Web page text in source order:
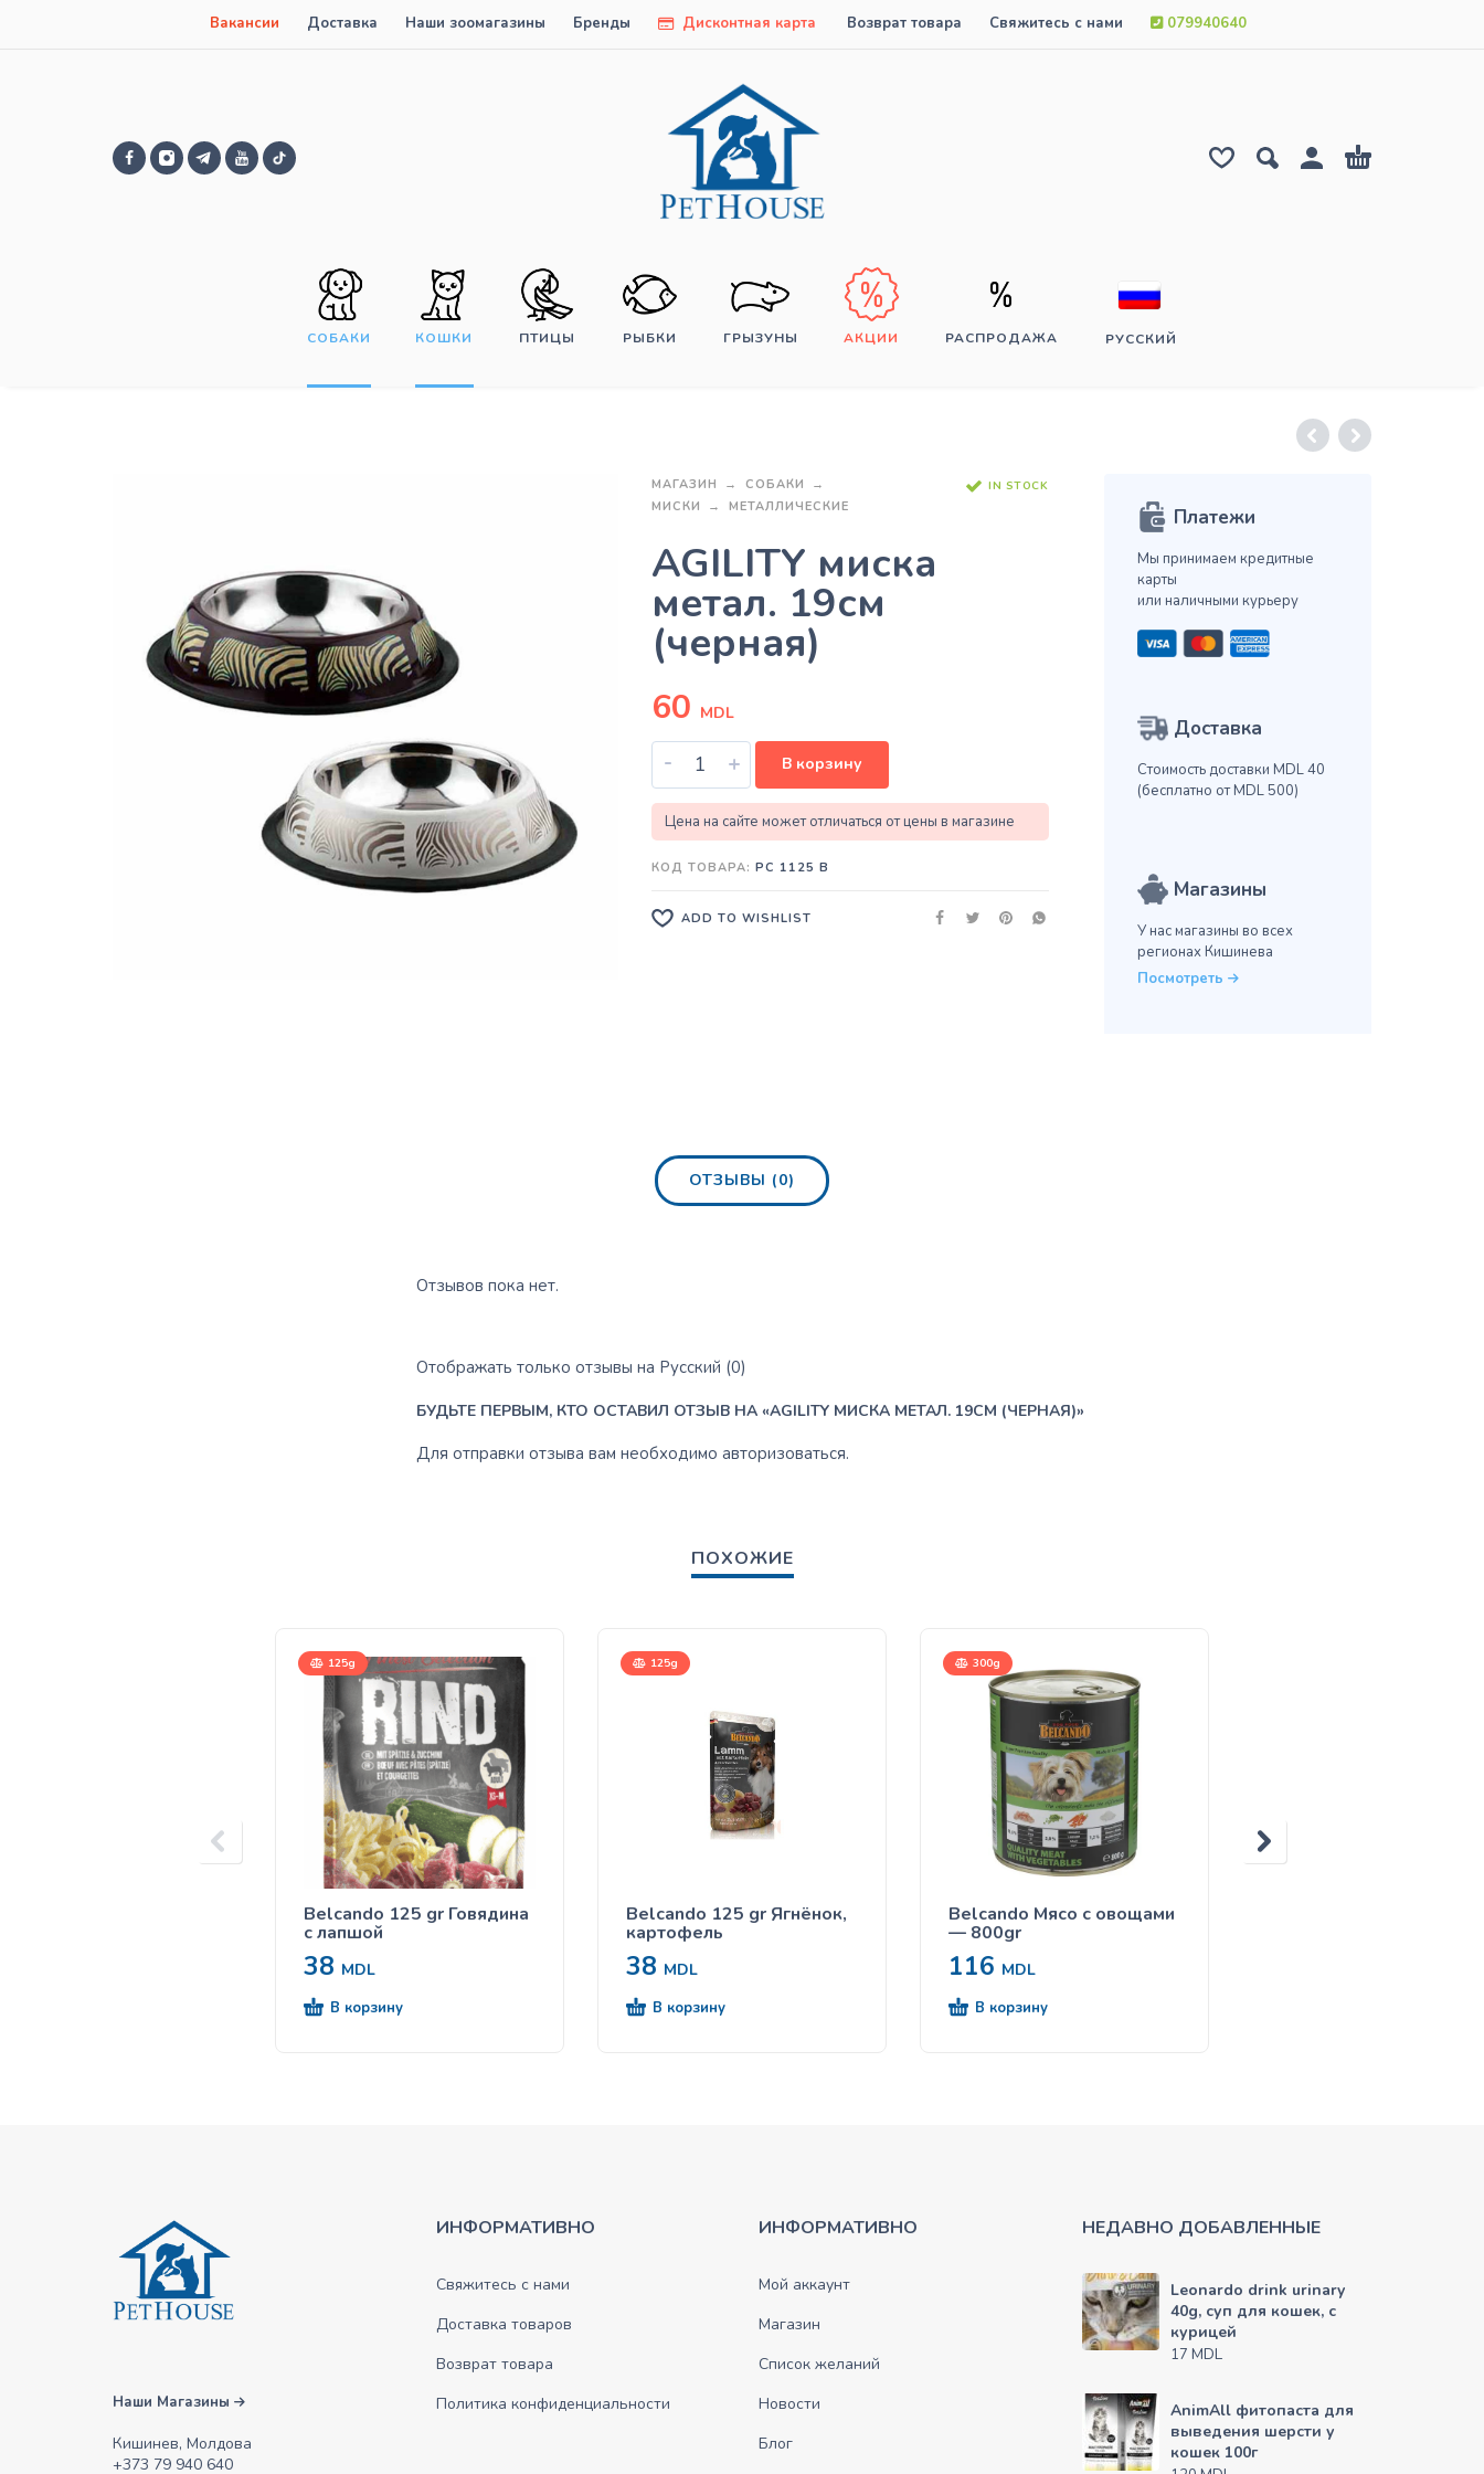
Вакансии Доставка Наши зоомагазины Бренды Дисконтная карта Возврат товара Свяжитесь с нами 079940640
СОБАКИ КОШКИ ПТИЦЫ РЫБКИ ГРЫЗУНЫ АКЦИИ РАСПРОДАЖА РУССКИЙ
МАГАЗИН
СОБАКИ
МИСКИ
МЕТАЛЛИЧЕСКИЕ
IN STOCK
AGILITY миска
метал. 19см
(черная)
60 MDL
- + В корзину
Цена на сайте может отличаться от цены в магазине
КОД ТОВАРА: PC 1125 B
ADD TO WISHLIST
Платежи
Мы принимаем кредитные
карты
или наличными курьеру
Доставка
Стоимость доставки MDL 40
(бесплатно от MDL 500)
Магазины
У нас магазины во всех
регионах Кишинева
Посмотреть
ОТЗЫВЫ (0)
Отзывов пока нет.
Отображать только отзывы на Русский (0)
БУДЬТЕ ПЕРВЫМ, КТО ОСТАВИЛ ОТЗЫВ НА «AGILITY МИСКА МЕТАЛ. 19СМ (ЧЕРНАЯ)»
Для отправки отзыва вам необходимо авторизоваться.
ПОХОЖИЕ
125g
Belcando 125 gr Говядина
с лапшой
38 MDL
В корзину
125g
Belcando 125 gr Ягнёнок,
картофель
38 MDL
В корзину
300g
Belcando Мясо с овощами
— 800gr
116 MDL
В корзину
Наши Магазины
Кишинев, Молдова
+373 79 940 640
ИНФОРМАТИВНО
Свяжитесь с нами
Доставка товаров
Возврат товара
Политика конфиденциальности
ИНФОРМАТИВНО
Мой аккаунт
Магазин
Список желаний
Новости
Блог
НЕДАВНО ДОБАВЛЕННЫЕ
Leonardo drink urinary
40g, суп для кошек, с
курицей
17 MDL
AnimAll фитопаста для
выведения шерсти у
кошек 100г